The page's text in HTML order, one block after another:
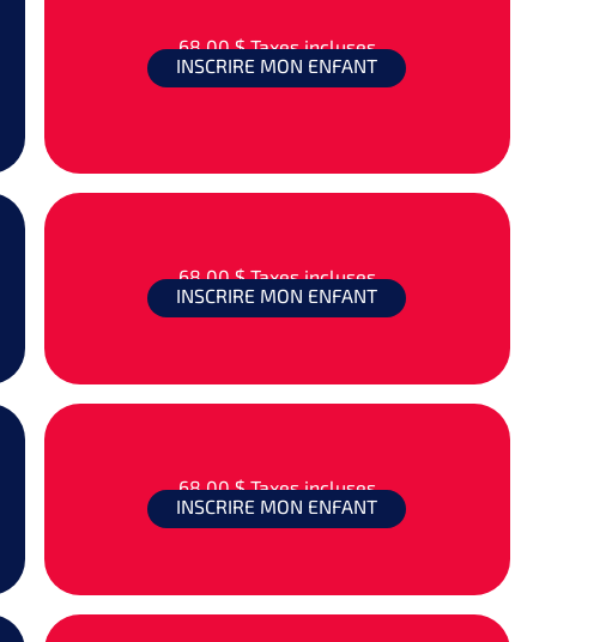
68,00 $ Taxes incluses
INSCRIRE MON ENFANT
68,00 $ Taxes incluses
INSCRIRE MON ENFANT
68,00 $ Taxes incluses
INSCRIRE MON ENFANT